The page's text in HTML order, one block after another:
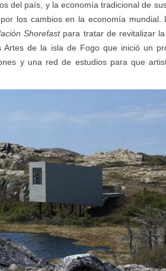
del país, y la economía tradicional de
los cambios en la economía mundial.
Shorefastpara tratar de revitalizar
Artes de la isla de Fogo que inició un
y una red de estudios para que